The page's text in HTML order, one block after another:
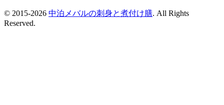
© 2015-2026 中泊メバルの刺身と煮付け膳. All Rights
Reserved.